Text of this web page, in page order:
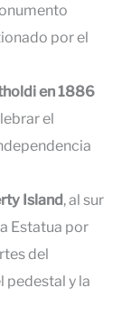
por el
en 1886
el
Island, al sur
Estatua por
del
pedestal y la